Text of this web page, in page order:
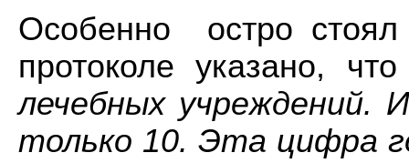
Особенно остро
протоколе указано,
лечебных учреждений.
только 10. Эта цифра